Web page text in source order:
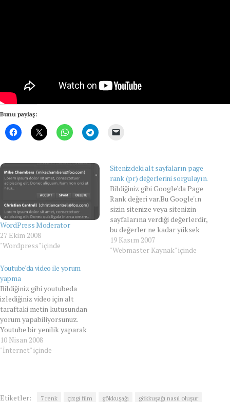
Bunu paylaş:
WordPress Moderator
27 Ekim 2008
"Wordpress" içinde
Sitenizdeki alt sayfaların page
rank (pr) değerlerini sorgulayın.
Bildiğiniz gibi Google'da Page
Rank değeri var.Bu Google'ın
sizin sitenize veya sitenizin
sayfalarına verdiği değerlerdir,
bu değerler ne kadar yüksek
olursa aramalarda sitenizin üst
sıralarda çıkması daha
19 Kasım 2007
"Webmaster Kaynak" içinde
Youtube'da video ile yorum
yapma
Bildiğiniz gibi youtubeda
izlediğiniz video için alt
taraftaki metin kutusundan
yorum yapabiliyorsunuz.
Youtube bir yenilik yaparak
izlediğiniz video için video ile
yorum yapma devrini başlattı...
10 Nisan 2008
"İnternet" içinde
Etiketler: 7 renk çizgi film gökkuşağı gökkuşağı nasıl oluşur